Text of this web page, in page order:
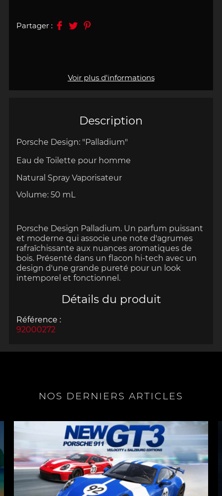
Description
Porsche Design: "Palladium"
Eau de Toilette pour homme
Natural Spray Vaporisateur
Volume: 50 mL
Porsche Design Palladium. Un parfum puissant
et moderne qui associe une note d'agrumes
rafraîchissante aux nuances aromatiques de
bois. Présenté dans un flacon hi-tech avec un
design d'une grande pureté pour un look
intemporel et fonctionnel.
Détails du produit
Référence :
92000272
Voir plus d'informations
Partager :
NOS DERNIERS ARTICLES